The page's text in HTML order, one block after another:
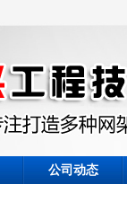
公司动态